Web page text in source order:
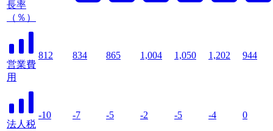
長率
（％）
営業費
用
812 834 865 1,004 1,050 1,202 944
法人税
-10 -7 -5 -2 -5 -4 0